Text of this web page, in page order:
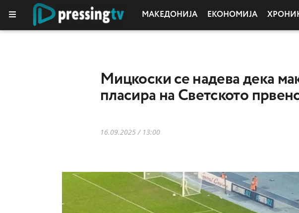
МАКЕДОНИЈА ЕКОНОМИЈА
Мицкоски се надева дека
пласира на Светското
16.09.2025 / 13:00